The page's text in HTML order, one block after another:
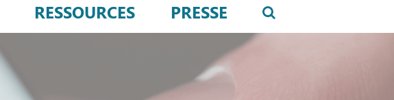
RESSOURCES PRESSE